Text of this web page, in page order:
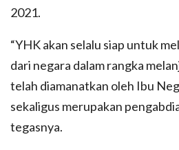
2021.
“YHK akan selalu siap untuk
dari negara dalam rangka
telah diamanatkan oleh Ibu
sekaligus merupakan
tegasnya.